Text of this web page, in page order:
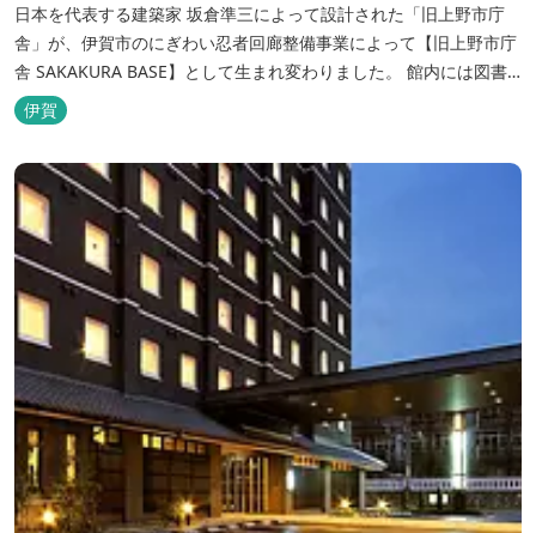
日本を代表する建築家 坂倉準三によって設計された「旧上野市庁
舎」が、伊賀市のにぎわい忍者回廊整備事業によって【旧上野市庁
舎 SAKAKURA BASE】として生まれ変わりました。 館内には図書
館やホテル、カフェがあるほか、観光案内所「伊賀市観光インフォ
メーションセンター」や伊賀の逸品を取り揃えた「伊賀百貨
伊賀